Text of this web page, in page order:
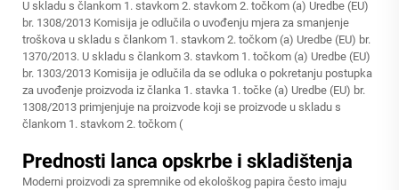
U skladu s člankom 1. stavkom 2. stavkom 2. točkom (a) Uredbe (EU)
br. 1308/2013 Komisija je odlučila o uvođenju mjera za smanjenje
troškova u skladu s člankom 1. stavkom 2. točkom (a) Uredbe (EU) br.
1370/2013. U skladu s člankom 3. stavkom 1. točkom (a) Uredbe (EU)
br. 1303/2013 Komisija je odlučila da se odluka o pokretanju postupka
za uvođenje proizvoda iz članka 1. stavka 1. točke (a) Uredbe (EU) br.
1308/2013 primjenjuje na proizvode koji se proizvode u skladu s
člankom 1. stavkom 2. točkom (
Prednosti lanca opskrbe i skladištenja
Moderni proizvodi za spremnike od ekološkog papira često imaju